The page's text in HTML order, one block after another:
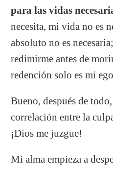
para las vidas
necesita, mi vida no es
absoluto no es
redimirme antes de
redención solo es mi
Bueno, después de
correlación entre la
¡Dios me juzgue!
Mi alma empieza a